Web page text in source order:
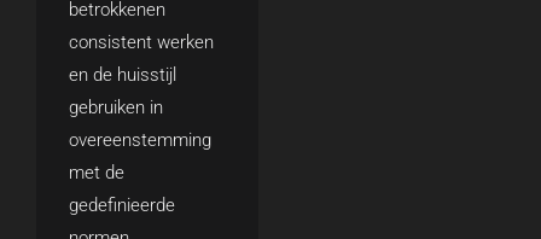
betrokkenen
consistent werken
en de huisstijl
gebruiken in
overeenstemming
met de
gedefinieerde